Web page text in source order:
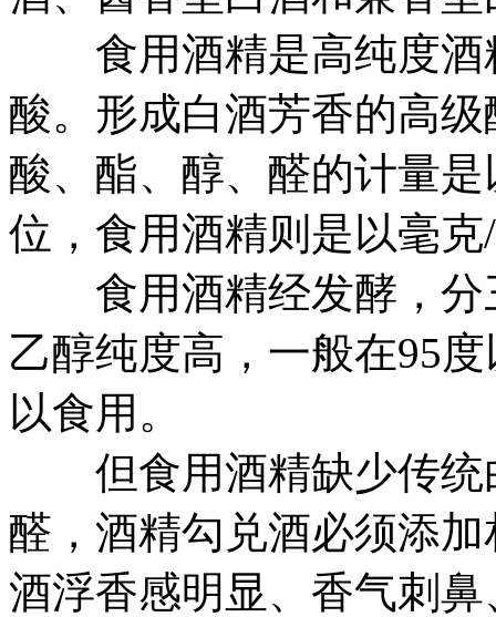
食用酒精是高纯度酒
酸。形成白酒芳香的高
酸、酯、醇、醛的计量
位，食用酒精则是以毫
食用酒精经发酵，分
乙醇纯度高，一般在95
以食用。
但食用酒精缺少传统
醛，酒精勾兑酒必须添
酒浮香感明显、香气刺